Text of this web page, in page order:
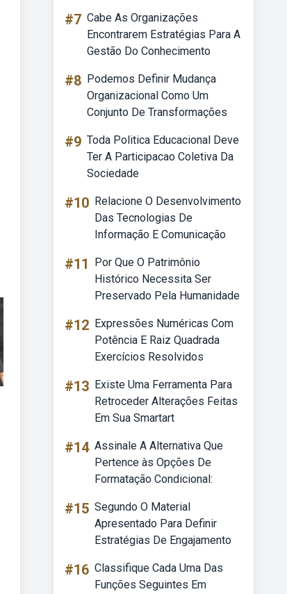
#7 Cabe As Organizações
Encontrarem Estratégias Para A
Gestão Do Conhecimento
#8 Podemos Definir Mudança
Organizacional Como Um
Conjunto De Transformações
#9 Toda Politica Educacional Deve
Ter A Participacao Coletiva Da
Sociedade
#10 Relacione O Desenvolvimento
Das Tecnologias De
Informação E Comunicação
#11
Por Que O Patrimônio
Histórico Necessita Ser
Preservado Pela Humanidade
#12 Expressões Numéricas Com
Potência E Raiz Quadrada
Exercícios Resolvidos
#13 Existe Uma Ferramenta Para
Retroceder Alterações Feitas
Em Sua Smartart
#14 Assinale A Alternativa Que
Pertence às Opções De
Formatação Condicional:
#15 Segundo O Material
Apresentado Para Definir
Estratégias De Engajamento
#16 Classifique Cada Uma Das
Funções Seguintes Em